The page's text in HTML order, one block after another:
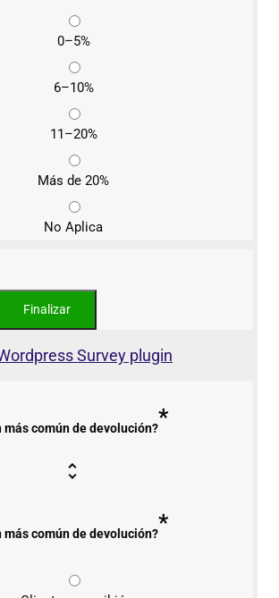
0–5%
6–10%
11–20%
Más de 20%
No Aplica
Survey plugin
más común de devolución?*
más común de devolución?*